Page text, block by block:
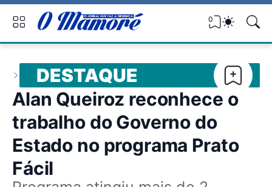
0
DESTAQUE
Alan Queiroz reconhece o
trabalho do Governo do
Estado no programa Prato
Fácil